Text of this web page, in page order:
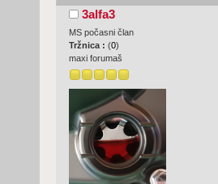
3alfa3
MS počasni član
Tržnica : (0)
maxi forumaš